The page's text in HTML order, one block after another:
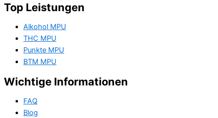
Top Leistungen
Alkohol MPU
THC MPU
Punkte MPU
BTM MPU
Wichtige Informationen
FAQ
Blog